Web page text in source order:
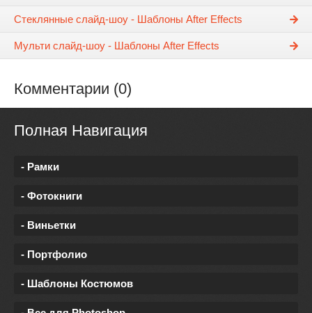
Стеклянные слайд-шоу - Шаблоны After Effects
Мульти слайд-шоу - Шаблоны After Effects
Комментарии (0)
Полная Навигация
- Рамки
- Фотокниги
- Виньетки
- Портфолио
- Шаблоны Костюмов